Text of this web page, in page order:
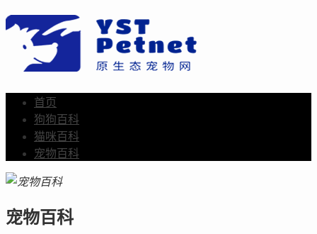
首页
狗狗百科
猫咪百科
宠物百科
宠物百科